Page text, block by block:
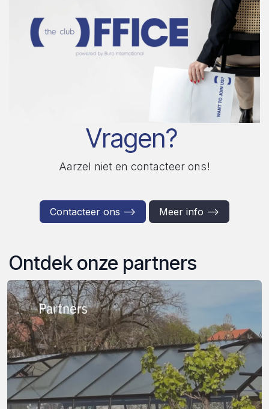
Vragen?
Aarzel niet en contacteer ons!
Contacteer ons --> Meer info -->
Ontdek onze partners